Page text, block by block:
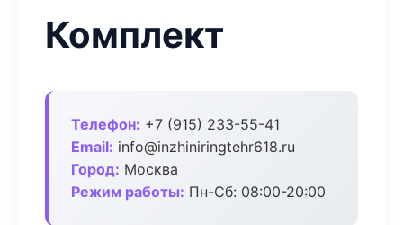
Комплект
Телефон: +7 (915) 233-55-41
Email: info@inzhiniringtehr618.ru
Город: Москва
Режим работы: Пн-Сб: 08:00-20:00